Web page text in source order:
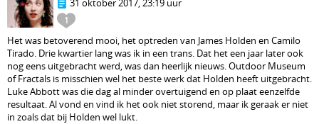
1
31 oktober 2017, 23:19 uur
Het was betoverend mooi, het optreden van James Holden en Camilo
Tirado. Drie kwartier lang was ik in een trans. Dat het een jaar later ook
nog eens uitgebracht werd, was dan heerlijk nieuws. Outdoor Museum
of Fractals is misschien wel het beste werk dat Holden heeft uitgebracht.
Luke Abbott was die dag al minder overtuigend en op plaat eenzelfde
resultaat. Al vond en vind ik het ook niet storend, maar ik geraak er niet
in zoals dat bij Holden wel lukt.